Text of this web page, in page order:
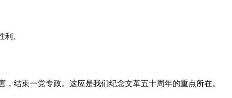
。
结束一党专政。这应是我们纪念文革五十周年的重点所在。